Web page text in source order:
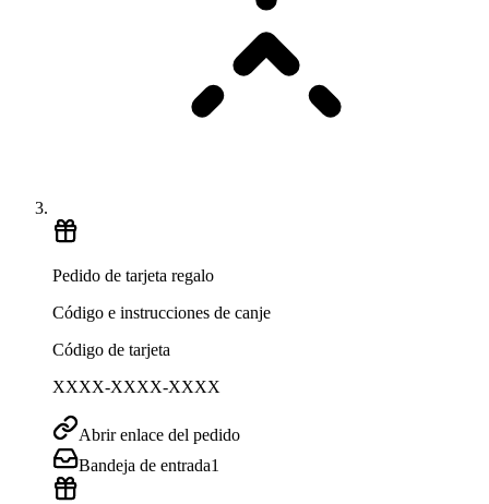
Pedido de tarjeta regalo
Código e instrucciones de canje
Código de tarjeta
XXXX-XXXX-XXXX
Abrir enlace del pedido
Bandeja de entrada1